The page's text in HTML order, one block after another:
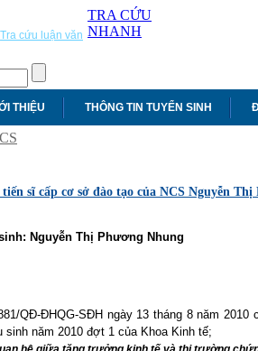
Tra cứu luận văn
TRA CỨU
NHANH
THIỆU THÔNG TIN TUYỂN SINH
sĩ cấp cơ sở đào tạo của NCS Nguyễn
Nguyễn Thị Phương Nhung
QĐ-ĐHQG-SĐH ngày 13 tháng 8 năm 2010
sinh năm 2010 đợt 1 của Khoa Kinh tế;